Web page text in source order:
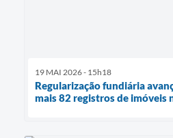
19 MAI 2026 - 15h18
Regularização fundiária
mais 82 registros de imóveis